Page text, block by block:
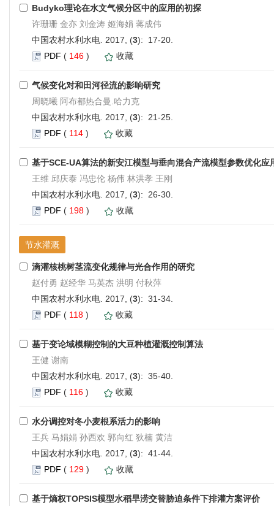
Budyko理论在水文气候分区中的应用的初探
许珊珊 金亦 刘金涛 姬海娟 蒋成伟
中国农村水利水电. 2017, (3): 17-20.
PDF ( 146 ) 收藏
气候变化对和田河径流的影响研究
周晓曦 阿布都热合曼.哈力克
中国农村水利水电. 2017, (3): 21-25.
PDF ( 114 ) 收藏
基于SCE-UA算法的新安江模型与垂向混合产流模型参数优化应
王维 邱庆泰 冯忠伦 杨伟 林洪孝 王刚
中国农村水利水电. 2017, (3): 26-30.
PDF ( 198 ) 收藏
节水灌溉
滴灌核桃树茎流变化规律与光合作用的研究
赵付勇 赵经华 马英杰 洪明 付秋萍
中国农村水利水电. 2017, (3): 31-34.
PDF ( 118 ) 收藏
基于变论域模糊控制的大豆种植灌溉控制算法
王健 谢南
中国农村水利水电. 2017, (3): 35-40.
PDF ( 116 ) 收藏
水分调控对冬小麦根系活力的影响
王兵 马娟娟 孙西欢 郭向红 狄楠 黄洁
中国农村水利水电. 2017, (3): 41-44.
PDF ( 129 ) 收藏
基于熵权TOPSIS模型水稻旱涝交替胁迫条件下排灌方案评价